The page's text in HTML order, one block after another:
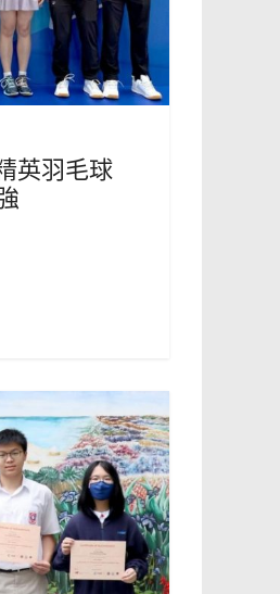
英羽毛球